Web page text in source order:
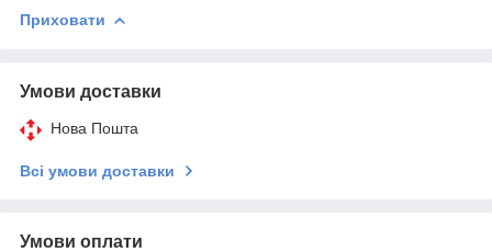
Приховати
Умови доставки
Нова Пошта
Всі умови доставки
Умови оплати